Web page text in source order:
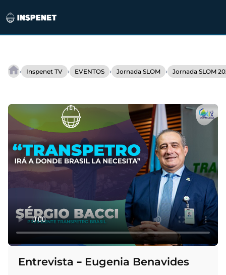
contenido
› Inspenet TV › EVENTOS › Jornada SLOM › Jornada SLOM
Entrevista
Entrevista – Eugenia Benavides